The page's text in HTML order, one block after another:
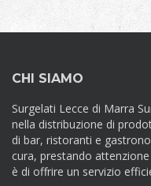
CHI SIAMO
Surgelati Lecce di Marra
nella distribuzione di
di bar, ristoranti e
cura, prestando
è di offrire un servizio